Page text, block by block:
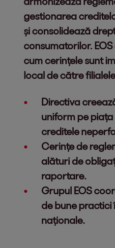
gestionarea
și consolidează
consumatorilor.
cum cerințele sunt
local de către
Directiva
uniform pe
creditele
Cerințe de
alături de
raportare.
Grupul EOS
de bune practici
naționale.